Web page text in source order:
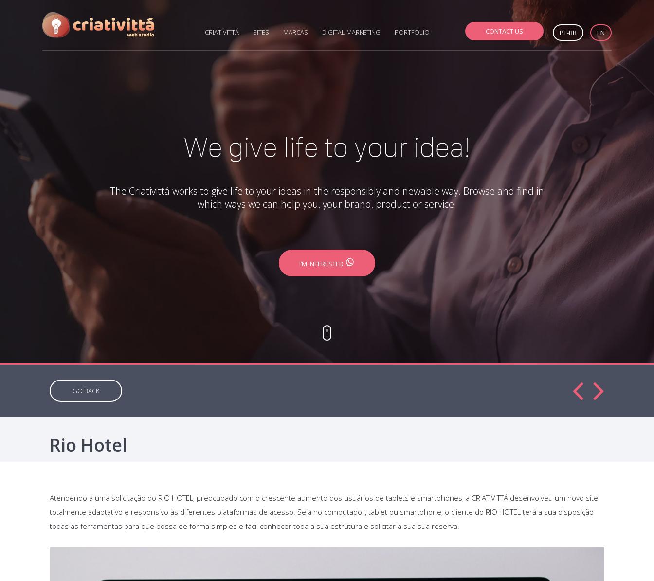
CRIATIVITTÁ SITES MARCAS DIGITAL MARKETING PORTFOLIO PT-BR EN
CONTACT US
We give life to your idea!
The Criativittá works to give life to your ideas in the responsibly and newable way. Browse and find in
which ways we can help you, your brand, product or service.
I’M INTERESTED
GO BACK
Rio Hotel
Atendendo a uma solicitação do RIO HOTEL, preocupado com o crescente aumento dos usuários de tablets e smartphones, a CRIATIVITTÁ desenvolveu um novo site
totalmente adaptativo e responsivo às diferentes plataformas de acesso. Seja no computador, tablet ou smartphone, o cliente do RIO HOTEL terá a sua disposição
todas as ferramentas para que possa de forma simples e fácil conhecer toda a sua estrutura e solicitar a sua sua reserva.